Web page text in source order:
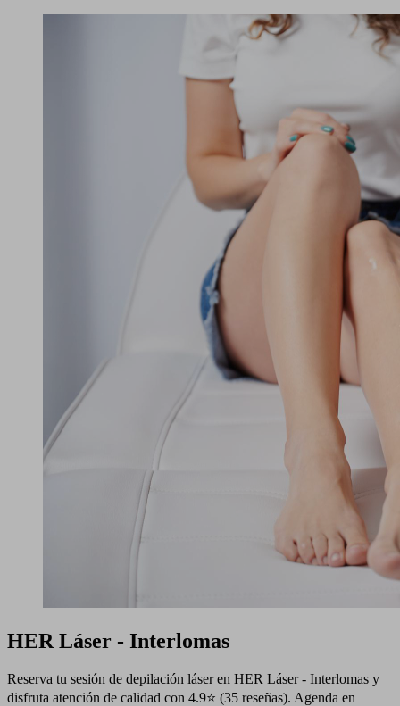
HER Láser - Interlomas
Reserva tu sesión de depilación láser en HER Láser - Interlomas y
disfruta atención de calidad con 4.9⭐ (35 reseñas). Agenda en